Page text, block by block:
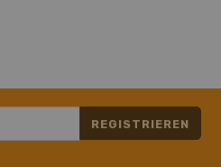
REGISTRIEREN